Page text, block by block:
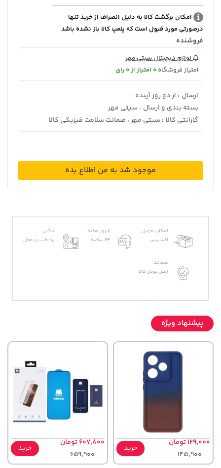
امکان برگشت کالا به دلیل انصراف از خرید تنها
درصورتی مورد قبول است که پلمپ کالا باز نشده باشد
فروشنده
لوازم دیجیتال سیتی مهر
امتیاز فروشگاه 0 امتیاز از 0 رای
ارسال : از دو روز آینده
بسته بندی و ارسال : سیتی مهر
گارانتی کالا : سیتی مهر ، ضمانت سلامت فیزیکی کالا
موجود شد به من اطلاع بده
امکان تحویل
اکسپرس
7 روز هفته
24 ساعته
امکان
پرداخت در محل
ضمانت
اصل بودن کالا
پیشنهاد ویژه
129,000 تومان
145,900
خرید
607,800 تومان
659,900
خرید